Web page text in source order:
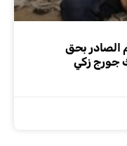
الصادر بحق
جورج زكي